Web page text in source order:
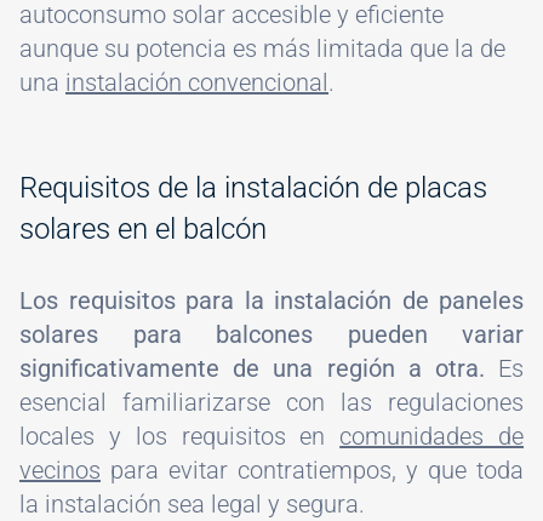
autoconsumo solar accesible y eficiente
aunque su potencia es más limitada que la de
una instalación convencional .
#
Requisitos de la instalación de placas
solares en el balcón
Los requisitos para la instalación de paneles
solares para balcones pueden variar
significativamente de una región a otra. Es
esencial familiarizarse con las regulaciones
locales y los requisitos en comunidades de
vecinos para evitar contratiempos, y que toda
la instalación sea legal y segura.